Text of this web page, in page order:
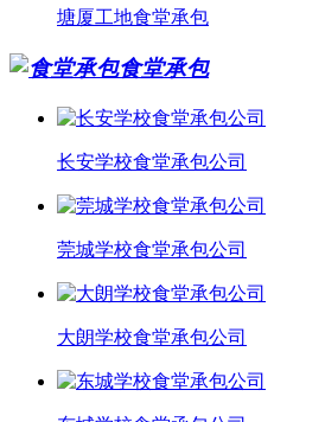
塘厦工地食堂承包
食堂承包
长安学校食堂承包公司
莞城学校食堂承包公司
大朗学校食堂承包公司